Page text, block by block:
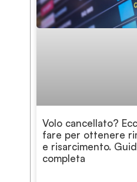
Volo cancellato?
fare per ottenere
e risarcimento.
completa